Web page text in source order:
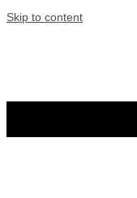
Skip to content